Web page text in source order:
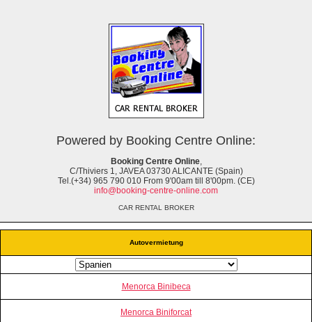
Autovermietung
Menorca Binibeca
Menorca Biniforcat
Powered by Booking Centre Online:
Booking Centre Online,
C/Thiviers 1, JAVEA 03730 ALICANTE (Spain)
Tel.(+34) 965 790 010 From 9'00am till 8'00pm. (CE)
info@booking-centre-online.com
CAR RENTAL BROKER